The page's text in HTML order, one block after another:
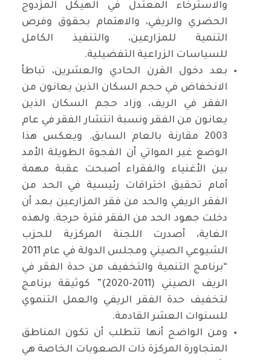
والاسترخاء المعتدل في الهيكل المزدوج
الحضري والريفي، والاهتمام بحقوق وفرص
التنمية للمزارعين، والتنفيذ الكامل
للسياسات الزراعية التفضيلية.
بعد دخول القرن الحادي والعشرين، تباطأ
الانخفاض في حجم السكان الذين يعانون من
الفقر في الريف، وزاد حجم السكان الذين
يعانون من الفقر ونسبة انتشار الفقر في عام
2003 مقارنة بالعام السابق. ويعكس هذا
الوضع غير المواتي أن الفجوة الطويلة الأمد
بين الأغنياء والفقراء أصبحت عقبة مهمة
أمام تحقيق اختراقات رئيسية في الحد من
الفقر الريفي والحد من فقر المزارعين بعد أن
دخلت جهود الحد من الفقر فترة حرجة. ولهذه
الغاية، أصدرت اللجنة المركزية للحزب
الشيوعي الصيني ومجلس الدولة في عام 2011
“برنامج التنمية والتخفيف من حدة الفقر في
الريف الصيني (2011-2020)” كوثيقة برنامج
لتخفيف حدة الفقر الريفي والعمل التنموي
للسنوات العشر القادمة.
ومن الواضح أنها تتطلب أن تكون المناطق
المتجاورة المركزة ذات الصعوبات الخاصة هي